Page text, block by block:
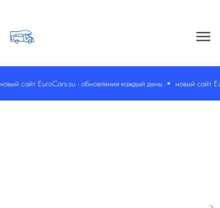
сайт EuroCars.su • обновления каждый день новый сайт